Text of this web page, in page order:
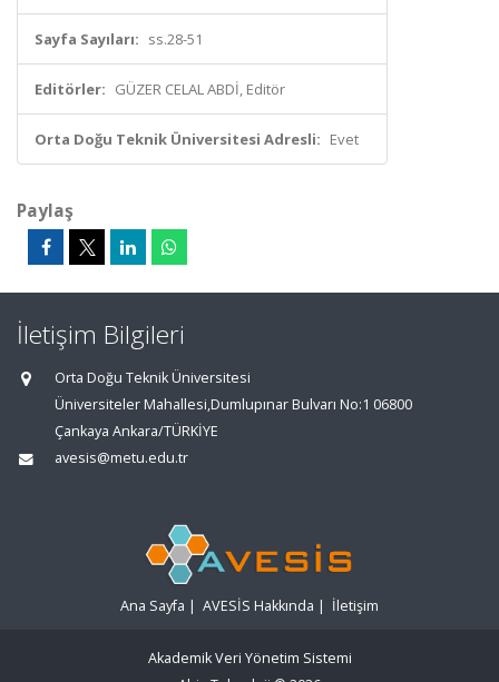
Sayfa Sayıları: ss.28-51
Editörler: GÜZER CELAL ABDİ, Editör
Orta Doğu Teknik Üniversitesi Adresli: Evet
Paylaş
İletişim Bilgileri
Orta Doğu Teknik Üniversitesi
Üniversiteler Mahallesi,Dumlupınar Bulvarı No:1 06800
Çankaya Ankara/TÜRKİYE
avesis@metu.edu.tr
Ana Sayfa | AVESİS Hakkında | İletişim
Akademik Veri Yönetim Sistemi